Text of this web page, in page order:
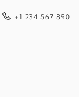
+1 234 567 890